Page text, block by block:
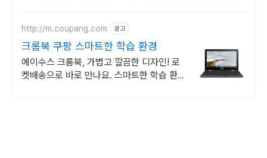
http://m.coupang.com 광고
크롬북 쿠팡 스마트한 학습 환경
에이수스 크롬북, 가볍고 깔끔한 디자인! 로
켓배송으로 바로 만나요. 스마트한 학습 환